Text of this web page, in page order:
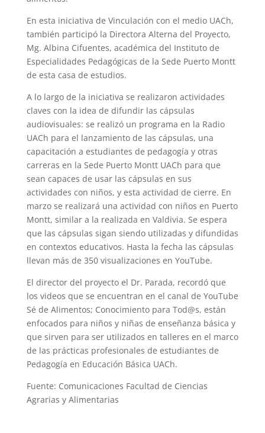
En esta iniciativa de Vinculación con el medio UACh,
también participó la Directora Alterna del Proyecto,
Mg. Albina Cifuentes, académica del Instituto de
Especialidades Pedagógicas de la Sede Puerto Montt
de esta casa de estudios.
A lo largo de la iniciativa se realizaron actividades
claves con la idea de difundir las cápsulas
audiovisuales: se realizó un programa en la Radio
UACh para el lanzamiento de las cápsulas, una
capacitación a estudiantes de pedagogía y otras
carreras en la Sede Puerto Montt UACh para que
sean capaces de usar las cápsulas en sus
actividades con niños, y esta actividad de cierre. En
marzo se realizará una actividad con niños en Puerto
Montt, similar a la realizada en Valdivia. Se espera
que las cápsulas sigan siendo utilizadas y difundidas
en contextos educativos. Hasta la fecha las cápsulas
llevan más de 350 visualizaciones en YouTube.
El director del proyecto el Dr. Parada, recordó que
los videos que se encuentran en el canal de YouTube
Sé de Alimentos; Conocimiento para Tod@s, están
enfocados para niños y niñas de enseñanza básica y
que sirven para ser utilizados en talleres en el marco
de las prácticas profesionales de estudiantes de
Pedagogía en Educación Básica UACh.
Fuente: Comunicaciones Facultad de Ciencias
Agrarias y Alimentarias